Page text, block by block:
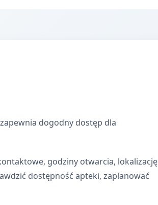
dogodny dostęp dla
godziny otwarcia, lokalizację
dostępność apteki, zaplanować